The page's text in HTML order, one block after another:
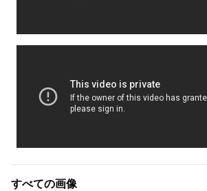
すべての画像